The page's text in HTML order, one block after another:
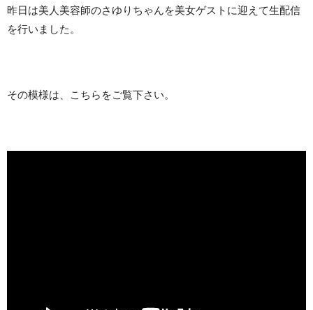
昨日は美人美容師のさゆりちゃんを美女ゲストに迎えて生配信
を行いました。
その模様は、こちらをご覧下さい。